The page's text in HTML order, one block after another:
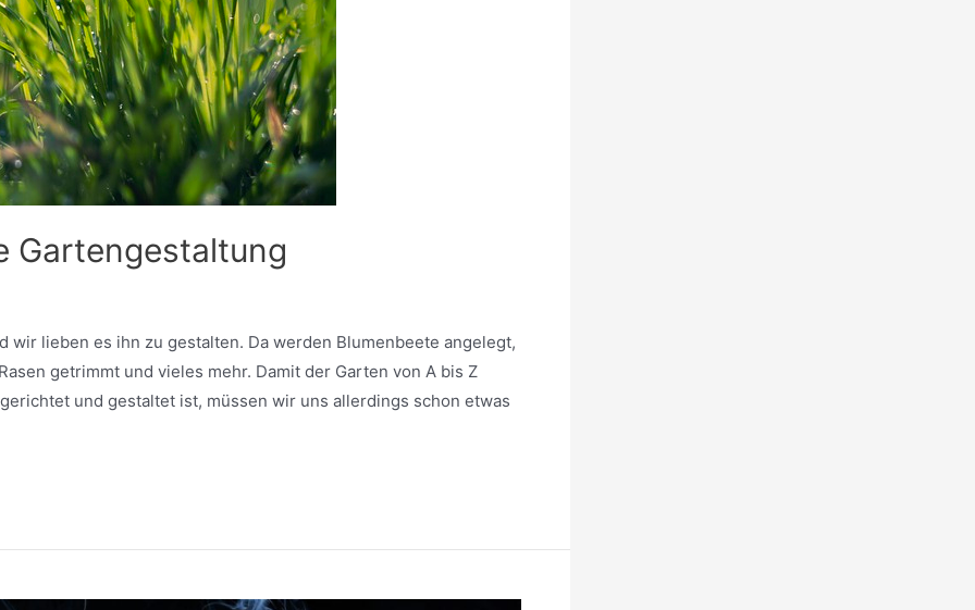
Gartengestaltung
wir lieben es ihn zu gestalten. Da werden Blumenbeete angelegt,
getrimmt und vieles mehr. Damit der Garten von A bis Z
und gestaltet ist, müssen wir uns allerdings schon etwas